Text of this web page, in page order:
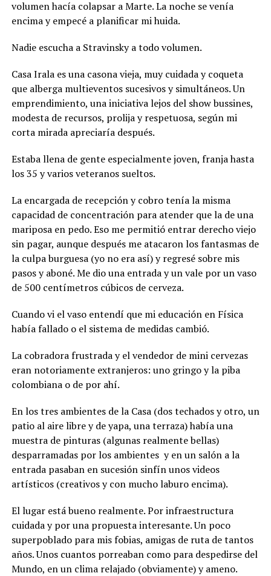
volumen hacía colapsar a Marte. La noche se venía
encima y empecé a planificar mi huida.
Nadie escucha a Stravinsky a todo volumen.
Casa Irala es una casona vieja, muy cuidada y coqueta
que alberga multieventos sucesivos y simultáneos. Un
emprendimiento, una iniciativa lejos del show bussines,
modesta de recursos, prolija y respetuosa, según mi
corta mirada apreciaría después.
Estaba llena de gente especialmente joven, franja hasta
los 35 y varios veteranos sueltos.
La encargada de recepción y cobro tenía la misma
capacidad de concentración para atender que la de una
mariposa en pedo. Eso me permitió entrar derecho viejo
sin pagar, aunque después me atacaron los fantasmas de
la culpa burguesa (yo no era así) y regresé sobre mis
pasos y aboné. Me dio una entrada y un vale por un vaso
de 500 centímetros cúbicos de cerveza.
Cuando vi el vaso entendí que mi educación en Física
había fallado o el sistema de medidas cambió.
La cobradora frustrada y el vendedor de mini cervezas
eran notoriamente extranjeros: uno gringo y la piba
colombiana o de por ahí.
En los tres ambientes de la Casa (dos techados y otro, un
patio al aire libre y de yapa, una terraza) había una
muestra de pinturas (algunas realmente bellas)
desparramadas por los ambientes y en un salón a la
entrada pasaban en sucesión sinfín unos videos
artísticos (creativos y con mucho laburo encima).
El lugar está bueno realmente. Por infraestructura
cuidada y por una propuesta interesante. Un poco
superpoblado para mis fobias, amigas de ruta de tantos
años. Unos cuantos porreaban como para despedirse del
Mundo, en un clima relajado (obviamente) y ameno.